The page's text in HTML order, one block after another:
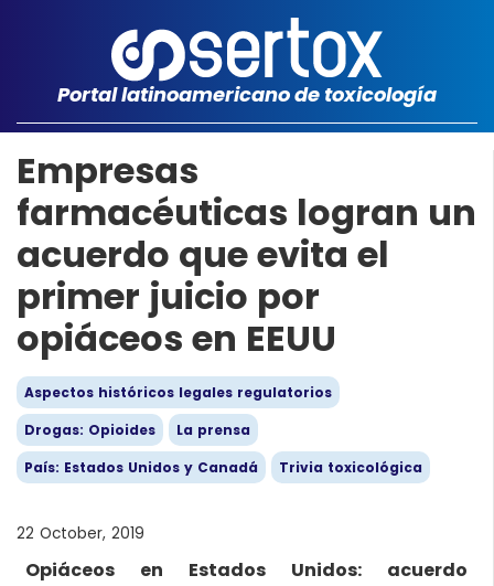
Portal latinoamericano de toxicología
Empresas
farmacéuticas logran un
acuerdo que evita el
primer juicio por
opiáceos en EEUU
Aspectos históricos legales regulatorios
Drogas: Opioides
La prensa
País: Estados Unidos y Canadá
Trivia toxicológica
22 October, 2019
Opiáceos en Estados Unidos: acuerdo